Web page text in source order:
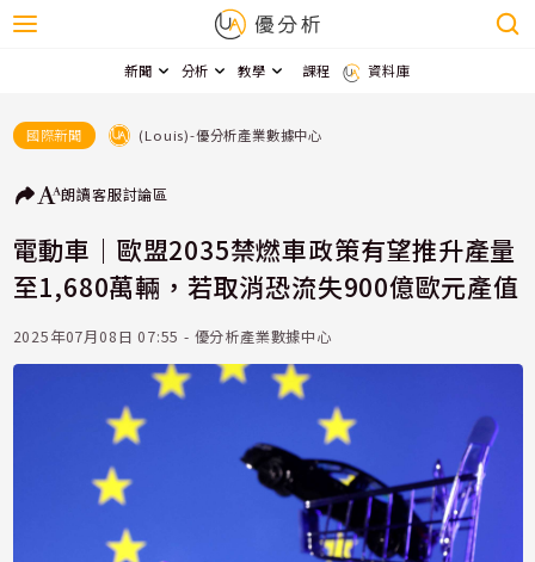
新聞 分析 教學 課程 資料庫
國際新聞 (Louis)-優分析產業數據中心
朗讀客服討論區
電動車｜歐盟2035禁燃車政策有望推升產量
至1,680萬輛，若取消恐流失900億歐元產值
2025年07月08日 07:55 - 優分析產業數據中心